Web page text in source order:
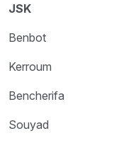
JSK
Benbot
Kerroum
Bencherifa
Souyad